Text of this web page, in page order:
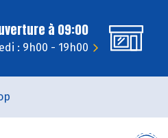
à 09:00
: 9h00 - 19h00